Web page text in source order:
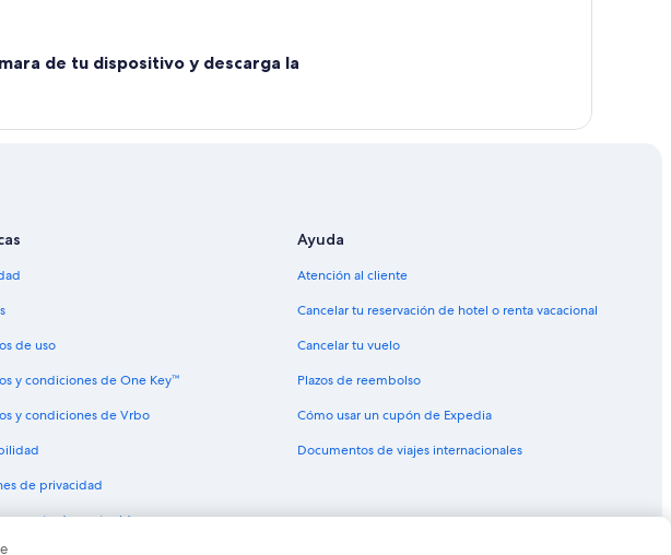
de tu dispositivo y descarga la
de uso
y condiciones de One Key™
y condiciones de Vrbo
de privacidad
y reporte de contenido
Ayuda
Atención al cliente
Cancelar tu reservación de hotel o renta vacacional
Cancelar tu vuelo
Plazos de reembolso
Cómo usar un cupón de Expedia
Documentos de viajes internacionales